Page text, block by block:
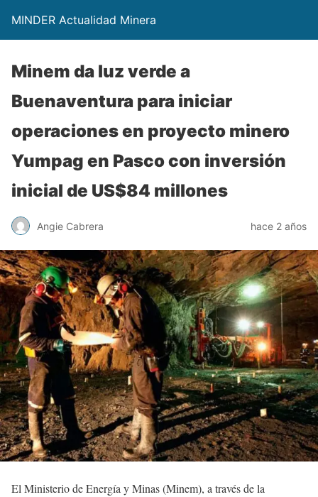
MINDER Actualidad Minera
Minem da luz verde a
Buenaventura para iniciar
operaciones en proyecto minero
Yumpag en Pasco con inversión
inicial de US$84 millones
Angie Cabrera hace 2 años
El Ministerio de Energía y Minas (Minem), a través de la